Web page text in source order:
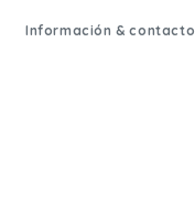
Información & contacto